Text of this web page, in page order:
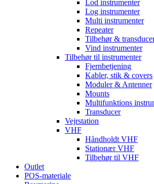
Lod instrumenter
Log instrumenter
Multi instrumenter
Repeater
Tilbehør &
Vind instrumenter
Tilbehør til instrumenter
Fjernbetjening
Kabler, stik & covers
Moduler & Antenner
Mounts
Multifunktions
Transducer
Vejrstation
VHF
Håndholdt VHF
Stationær VHF
Tilbehør til VHF
Outlet
POS-materiale